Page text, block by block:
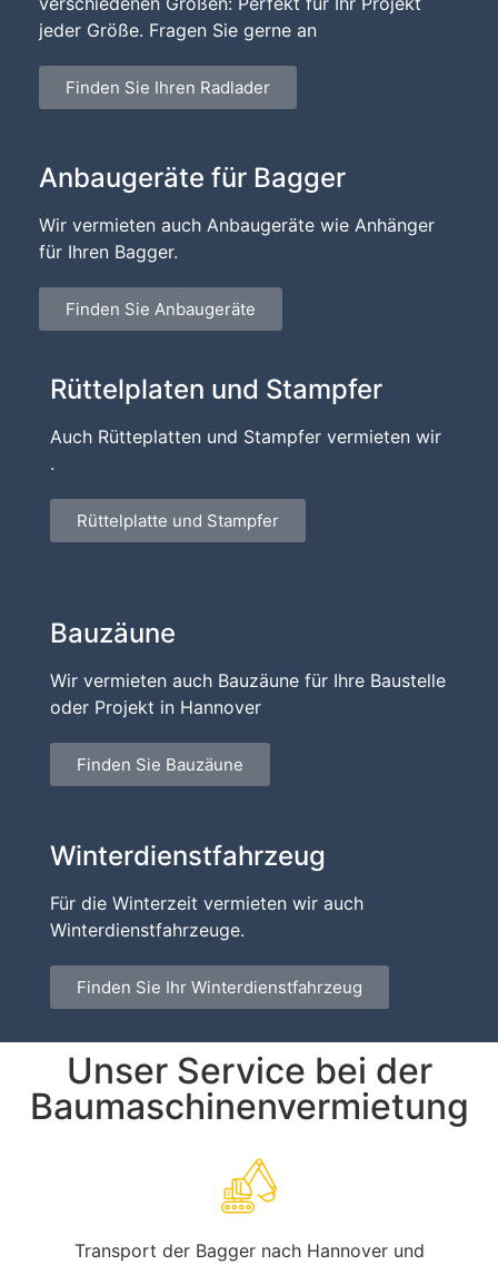
jeder Größe. Fragen Sie gerne an
Finden Sie Ihren Radlader
Anbaugeräte für Bagger
Wir vermieten auch Anbaugeräte wie Anhänger
für Ihren Bagger.
Finden Sie Anbaugeräte
Rüttelplaten und Stampfer
Auch Rütteplatten und Stampfer vermieten wir
.
Rüttelplatte und Stampfer
Bauzäune
Wir vermieten auch Bauzäune für Ihre Baustelle
oder Projekt in Hannover
Finden Sie Bauzäune
Winterdienstfahrzeug
Für die Winterzeit vermieten wir auch
Winterdienstfahrzeuge.
Finden Sie Ihr Winterdienstfahrzeug
Unser Service bei der
Baumaschinenvermietung
Transport der Bagger nach Hannover und